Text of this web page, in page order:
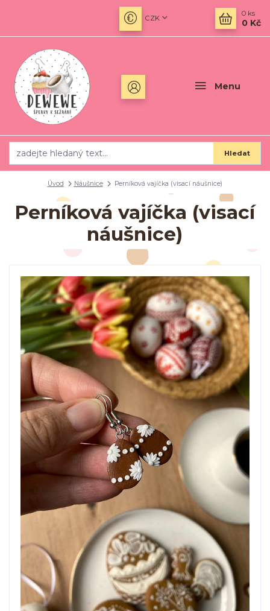
Menu
CZK
Hledat
0 ks
0 Kč
Úvod Náušnice Perníková vajíčka (visací náušnice)
Perníková vajíčka (visací
náušnice)